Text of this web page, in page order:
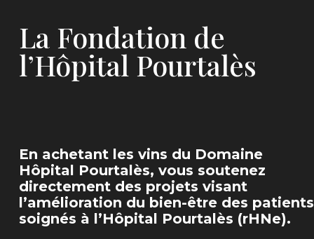
La Fondation de
l’Hôpital Pourtalès
En achetant les vins du Domaine
Hôpital Pourtalès, vous soutenez
directement des projets visant
l’amélioration du bien-être des patients
soignés à l’Hôpital Pourtalès (rHNe).